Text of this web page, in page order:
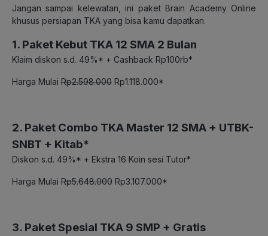
Jangan sampai kelewatan, ini paket Brain Academy Online
khusus persiapan TKA yang bisa kamu dapatkan.
1. Paket Kebut TKA 12 SMA 2 Bulan
Klaim diskon s.d. 49%* + Cashback Rp100rb*
Harga Mulai Rp2.598.000 Rp1.118.000*
2. Paket Combo TKA Master 12 SMA + UTBK-
SNBT + Kitab*
Diskon s.d. 49%* + Ekstra 16 Koin sesi Tutor*
Harga Mulai Rp5.648.000 Rp3.107.000*
3. Paket Spesial TKA 9 SMP + Gratis